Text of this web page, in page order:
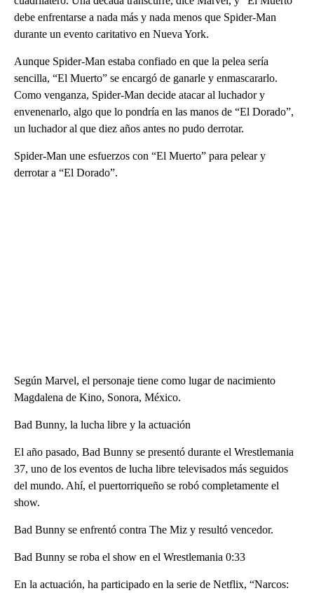
debe enfrentarse a nada más y nada menos que Spider-Man
durante un evento caritativo en Nueva York.
Aunque Spider-Man estaba confiado en que la pelea sería
sencilla, “El Muerto” se encargó de ganarle y enmascararlo.
Como venganza, Spider-Man decide atacar al luchador y
envenenarlo, algo que lo pondría en las manos de “El Dorado”,
un luchador al que diez años antes no pudo derrotar.
Spider-Man une esfuerzos con “El Muerto” para pelear y
derrotar a “El Dorado”.
Según Marvel, el personaje tiene como lugar de nacimiento
Magdalena de Kino, Sonora, México.
Bad Bunny, la lucha libre y la actuación
El año pasado, Bad Bunny se presentó durante el Wrestlemania
37, uno de los eventos de lucha libre televisados más seguidos
del mundo. Ahí, el puertorriqueño se robó completamente el
show.
Bad Bunny se enfrentó contra The Miz y resultó vencedor.
Bad Bunny se roba el show en el Wrestlemania 0:33
En la actuación, ha participado en la serie de Netflix, “Narcos: